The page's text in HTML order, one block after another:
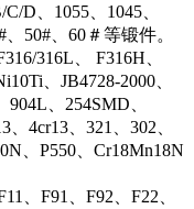
D、1055、1045、
50#、60＃等锻件。
316L、 F316H、
、JB4728-2000、
、254SMD、
4cr13、321、302、
、P550、Cr18Mn18N
、F91、F92、F22、